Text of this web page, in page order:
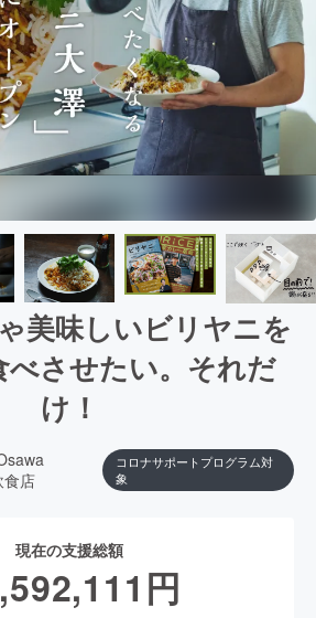
美味しいビリヤニを
べさせたい。それだ
け！
食店
コロナサポートプログラム対
象
現在の支援総額
円